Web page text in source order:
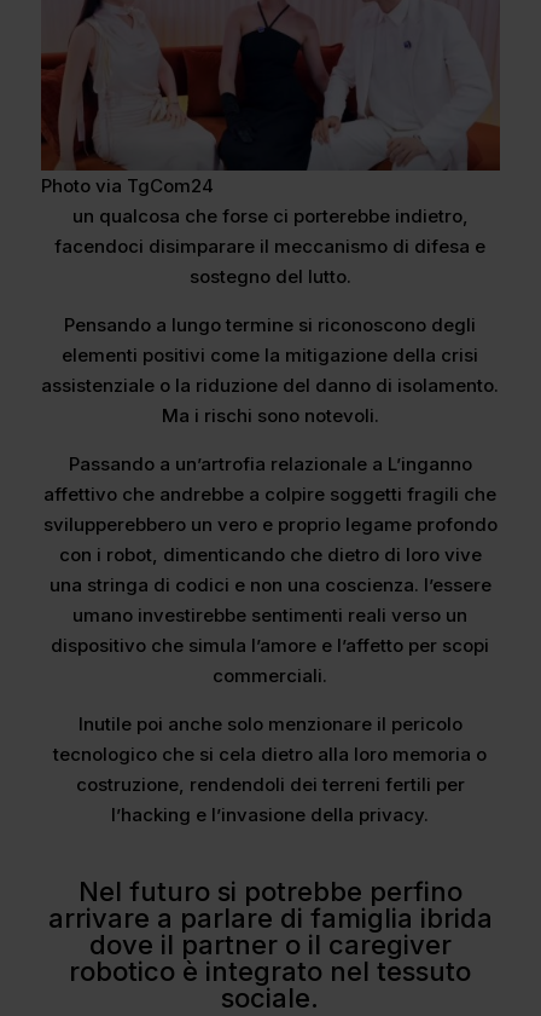
Photo via TgCom24
un qualcosa che forse ci porterebbe indietro,
facendoci disimparare il meccanismo di difesa e
sostegno del lutto.
Pensando a lungo termine si riconoscono degli
elementi positivi come la mitigazione della crisi
assistenziale o la riduzione del danno di isolamento.
Ma i rischi sono notevoli.
Passando a un’artrofia relazionale a L’inganno
affettivo che andrebbe a colpire soggetti fragili che
svilupperebbero un vero e proprio legame profondo
con i robot, dimenticando che dietro di loro vive
una stringa di codici e non una coscienza. l’essere
umano investirebbe sentimenti reali verso un
dispositivo che simula l’amore e l’affetto per scopi
commerciali.
Inutile poi anche solo menzionare il pericolo
tecnologico che si cela dietro alla loro memoria o
costruzione, rendendoli dei terreni fertili per
l’hacking e l’invasione della privacy.
Nel futuro si potrebbe perfino
arrivare a parlare di famiglia ibrida
dove il partner o il caregiver
robotico è integrato nel tessuto
sociale.